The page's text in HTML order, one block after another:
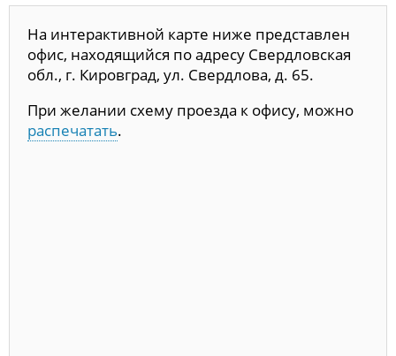
На интерактивной карте ниже представлен
офис, находящийся по адресу Свердловская
обл., г. Кировград, ул. Свердлова, д. 65.
При желании схему проезда к офису, можно
распечатать.